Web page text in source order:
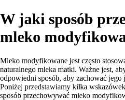
W jaki sposób
mleko
Mleko modyfikowane jest często
naturalnego mleka matki. Ważne jest,
odpowiedni sposób, aby zachować
Poniżej przedstawiamy kilka
sposób przechowywać mleko